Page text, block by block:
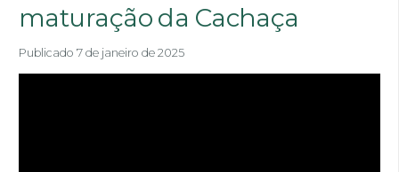
maturação da Cachaça
Publicado 7 de janeiro de 2025